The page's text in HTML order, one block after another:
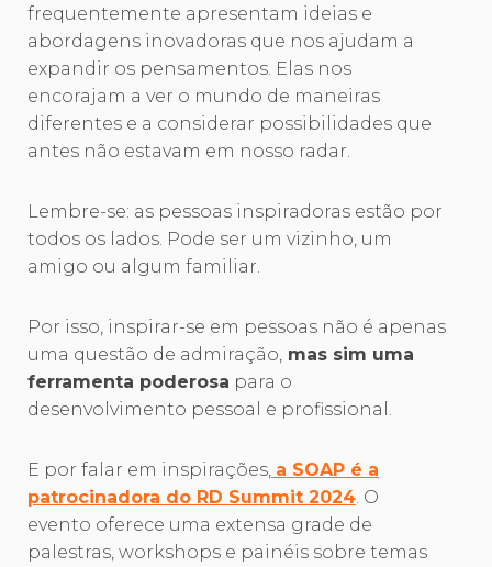
frequentemente apresentam ideias e
abordagens inovadoras que nos ajudam a
expandir os pensamentos. Elas nos
encorajam a ver o mundo de maneiras
diferentes e a considerar possibilidades que
antes não estavam em nosso radar.
Lembre-se: as pessoas inspiradoras estão por
todos os lados. Pode ser um vizinho, um
amigo ou algum familiar.
Por isso, inspirar-se em pessoas não é apenas
uma questão de admiração, mas sim uma
ferramenta poderosa para o
desenvolvimento pessoal e profissional.
E por falar em inspirações, a SOAP é a
patrocinadora do RD Summit 2024 . O
evento oferece uma extensa grade de
palestras, workshops e painéis sobre temas